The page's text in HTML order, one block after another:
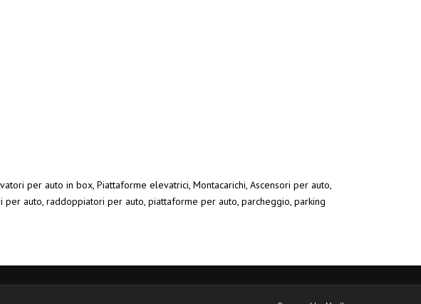
per auto in box, Piattaforme elevatrici, Montacarichi, Ascensori per auto,
per auto, raddoppiatori per auto, piattaforme per auto, parcheggio, parking